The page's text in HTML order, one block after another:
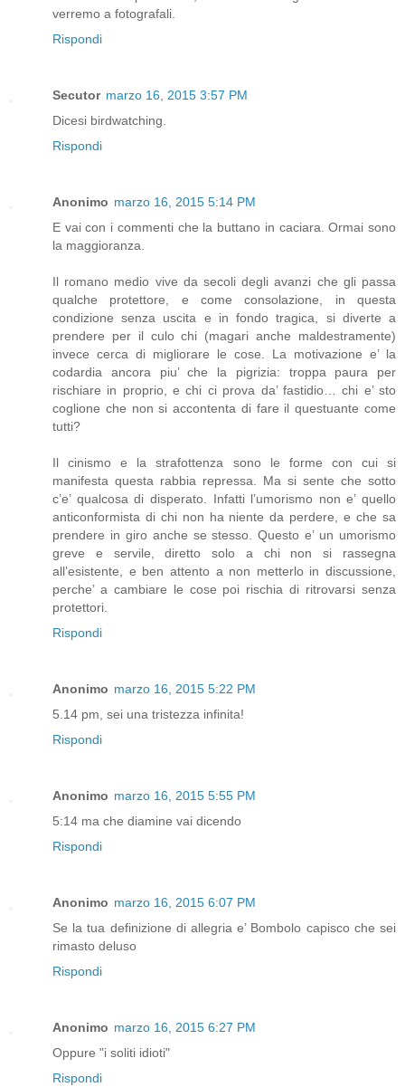
verremo a fotografali.
Rispondi
Secutor marzo 16, 2015 3:57 PM
Dicesi birdwatching.
Rispondi
Anonimo marzo 16, 2015 5:14 PM
E vai con i commenti che la buttano in caciara. Ormai sono
la maggioranza.
Il romano medio vive da secoli degli avanzi che gli passa
qualche protettore, e come consolazione, in questa
condizione senza uscita e in fondo tragica, si diverte a
prendere per il culo chi (magari anche maldestramente)
invece cerca di migliorare le cose. La motivazione e’ la
codardia ancora piu’ che la pigrizia: troppa paura per
rischiare in proprio, e chi ci prova da’ fastidio… chi e’ sto
coglione che non si accontenta di fare il questuante come
tutti?
Il cinismo e la strafottenza sono le forme con cui si
manifesta questa rabbia repressa. Ma si sente che sotto
c’e’ qualcosa di disperato. Infatti l’umorismo non e’ quello
anticonformista di chi non ha niente da perdere, e che sa
prendere in giro anche se stesso. Questo e’ un umorismo
greve e servile, diretto solo a chi non si rassegna
all’esistente, e ben attento a non metterlo in discussione,
perche’ a cambiare le cose poi rischia di ritrovarsi senza
protettori.
Rispondi
Anonimo marzo 16, 2015 5:22 PM
5.14 pm, sei una tristezza infinita!
Rispondi
Anonimo marzo 16, 2015 5:55 PM
5:14 ma che diamine vai dicendo
Rispondi
Anonimo marzo 16, 2015 6:07 PM
Se la tua definizione di allegria e’ Bombolo capisco che sei
rimasto deluso
Rispondi
Anonimo marzo 16, 2015 6:27 PM
Oppure "i soliti idioti"
Rispondi